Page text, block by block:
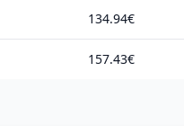
134.94€
157.43€